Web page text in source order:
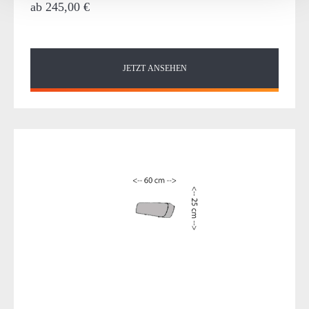
weiteren Daten zusammen, die Sie ihnen bereitgestellt
ab 245,00 €
JETZT ANSEHEN